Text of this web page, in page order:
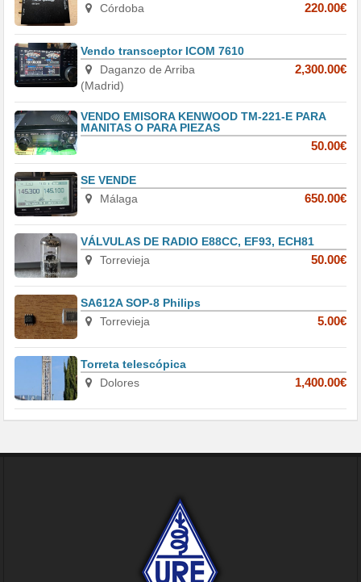
Córdoba
220.00€
Vendo transceptor ICOM 7610
Daganzo de Arriba
(Madrid)
2,300.00€
VENDO EMISORA KENWOOD TM-221-E PARA
MANITAS O PARA PIEZAS
50.00€
SE VENDE
Málaga
650.00€
VÁLVULAS DE RADIO E88CC, EF93, ECH81
Torrevieja
50.00€
SA612A SOP-8 Philips
Torrevieja
5.00€
Torreta telescópica
Dolores
1,400.00€